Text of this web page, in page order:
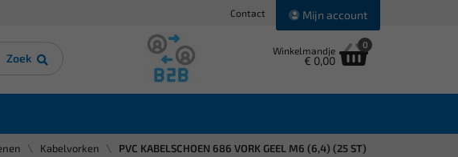
Contact Mijn account
Zoek
Winkelmandje
€ 0,00
0
Kabelvorken PVC KABELSCHOEN 686 VORK GEEL M6 (6,4) (25 ST)